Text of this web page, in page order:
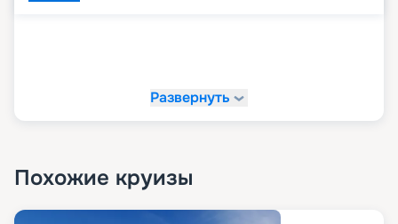
Развернуть
Похожие круизы